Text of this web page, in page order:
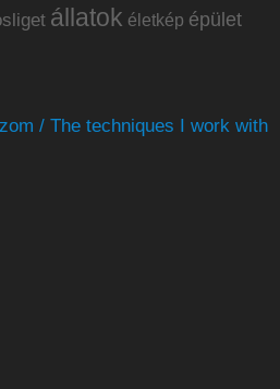
állatok életkép épület
/ The techniques I work with